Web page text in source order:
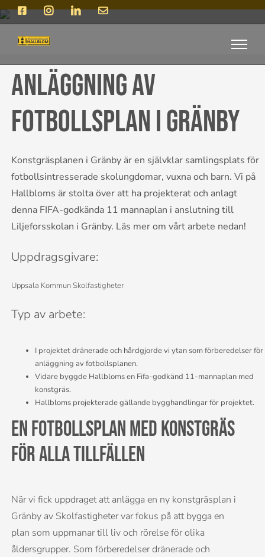
Fortsätt
till
innehållet
FacebookInstagramLinkedIn
E-
Anläggning av
fotbollsplan i Gränby
Konstgräsplanen i Gränby är en självklar samlingsplats för
fotbollsintresserade skolungdomar, vuxna och barn. Vi på
Hallbloms är stolta över att ha projekterat och anlagt
denna FIFA-godkända 11 mannaplan i anslutning till
Liljeforsskolan i Gränby. Läs mer om vårt arbete nedan!
Uppdragsgivare:
Uppsala Kommun Skolfastigheter
Typ av arbete:
I projektet dränerade och hårdgjorde vi ytan som förberedelser för
anläggning av fotbollsplanen.
Vidare byggde Hallbloms en Fifa-godkänd 11-mannaplan med
konstgräs.
Hallbloms projekterade gällande bygghandlingar för projektet.
En fotbollsplan med konstgräs
för alla tillfällen
När vi fick uppdraget att anlägga en ny konstgräsplan i
Gränby av Skolfastigheter var fokus på att bygga en
plan som uppmanar till liv och rörelse för olika
åldersgrupper. Som förberedelser dränerade och